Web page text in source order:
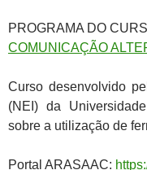
PROGRAMA DO
COMUNICAÇÃO
Curso desenvolvido
(NEI) da
sobre a utilização de
Portal ARASAAC: